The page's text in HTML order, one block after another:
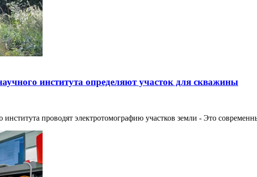
института определяют участок для скважины
института проводят электротомографию участков земли - Это